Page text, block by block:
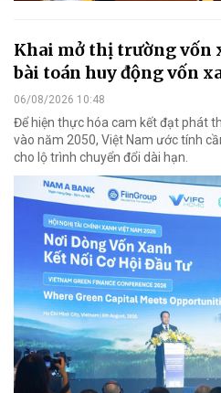
Khai mở thị trường vốn
bài toán huy động vốn
06/08/2026 10:48
Để hiện thực hóa cam kết đạt phát
vào năm 2050, Việt Nam ước tính
cho lộ trình chuyển đổi dài hạn.